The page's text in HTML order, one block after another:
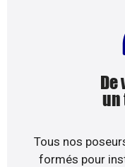
De
un
Tous nos
formés pour